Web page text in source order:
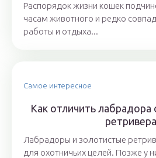
Распорядок жизни кошек
часам животного и редко
работы и отдыха...
Самое интересное
Как отличить лабрадора
ретривера
Лабрадоры и золотистые
для охотничьих целей. Позже у